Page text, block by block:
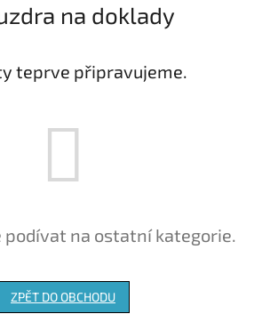
na doklady
teprve připravujeme.
podívat na ostatní kategorie.
ZPĚT DO OBCHODU